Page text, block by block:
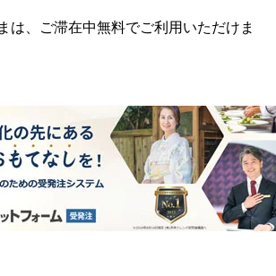
は、ご滞在中無料でご利用いただけま